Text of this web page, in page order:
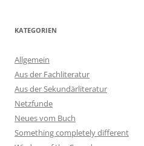
KATEGORIEN
Allgemein
Aus der Fachliteratur
Aus der Sekundärliteratur
Netzfunde
Neues vom Buch
Something completely different